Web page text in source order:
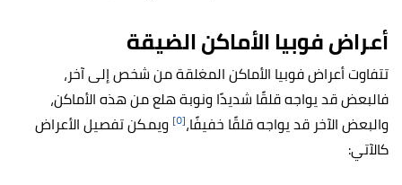
أعراض فوبيا الأماكن الضيقة
تتفاوت أعراض فوبيا الأماكن المغلقة من شخص إلى آخر،
فالبعض قد يواجه قلقًا شديدًا ونوبة هلع من هذه الأماكن،
والبعض الآخر قد يواجه قلقًا خفيفًا،[٥]
ويمكن تفصيل الأعراض
كالآتي: